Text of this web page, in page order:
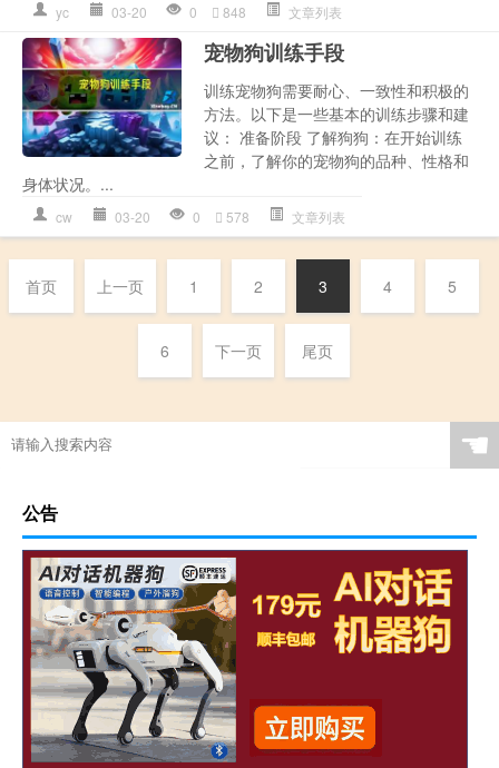
yc 03-20 0 848 文章列表
宠物狗训练手段
训练宠物狗需要耐心、一致性和积极的
方法。以下是一些基本的训练步骤和建
议： 准备阶段 了解狗狗：在开始训练
之前，了解你的宠物狗的品种、性格和
身体状况。...
cw 03-20 0 578 文章列表
首页 上一页 1 2 3 4 5
6 下一页 尾页
☚
公告